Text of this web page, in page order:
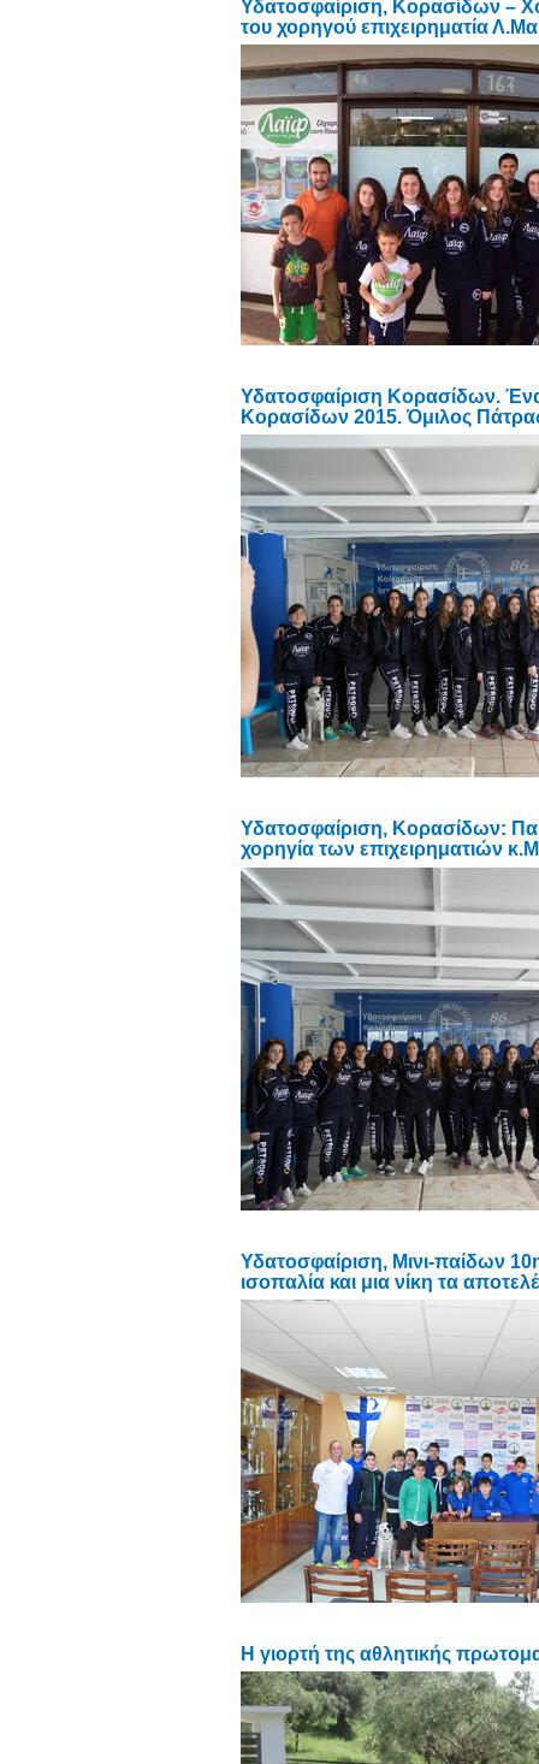
Υδατοσφαίριση, Κορασίδων –
του χορηγού επιχειρηματία
Υδατοσφαίριση Κορασίδων.
Κορασίδων 2015. Όμιλος
Υδατοσφαίριση, Κορασίδων:
χορηγία των επιχειρηματιών
Υδατοσφαίριση, Μινι-παίδων
ισοπαλία και μια νίκη τα
Η γιορτή της αθλητικής